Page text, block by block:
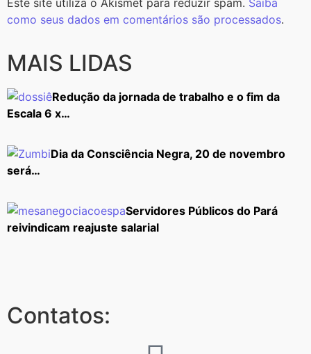
Este site utiliza o Akismet para reduzir spam. Saiba
como seus dados em comentários são processados.
MAIS LIDAS
Redução da jornada de trabalho e o fim da
Escala 6 x…
Dia da Consciência Negra, 20 de novembro
será…
Servidores Públicos do Pará
reivindicam reajuste salarial
Contatos: